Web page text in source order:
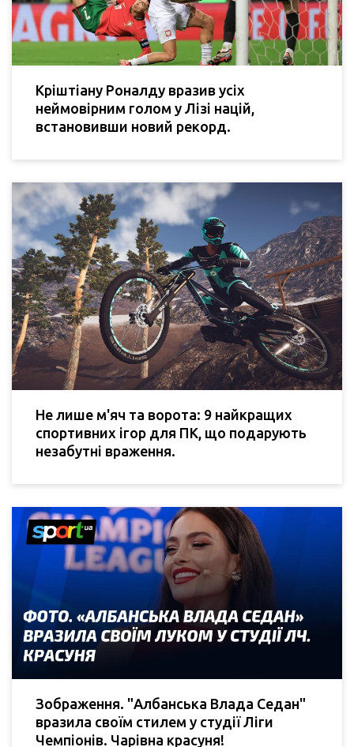
Кріштіану Роналду вразив усіх
неймовірним голом у Лізі націй,
встановивши новий рекорд.
Не лише м'яч та ворота: 9 найкращих
спортивних ігор для ПК, що подарують
незабутні враження.
Зображення. "Албанська Влада Седан"
вразила своїм стилем у студії Ліги
Чемпіонів. Чарівна красуня!